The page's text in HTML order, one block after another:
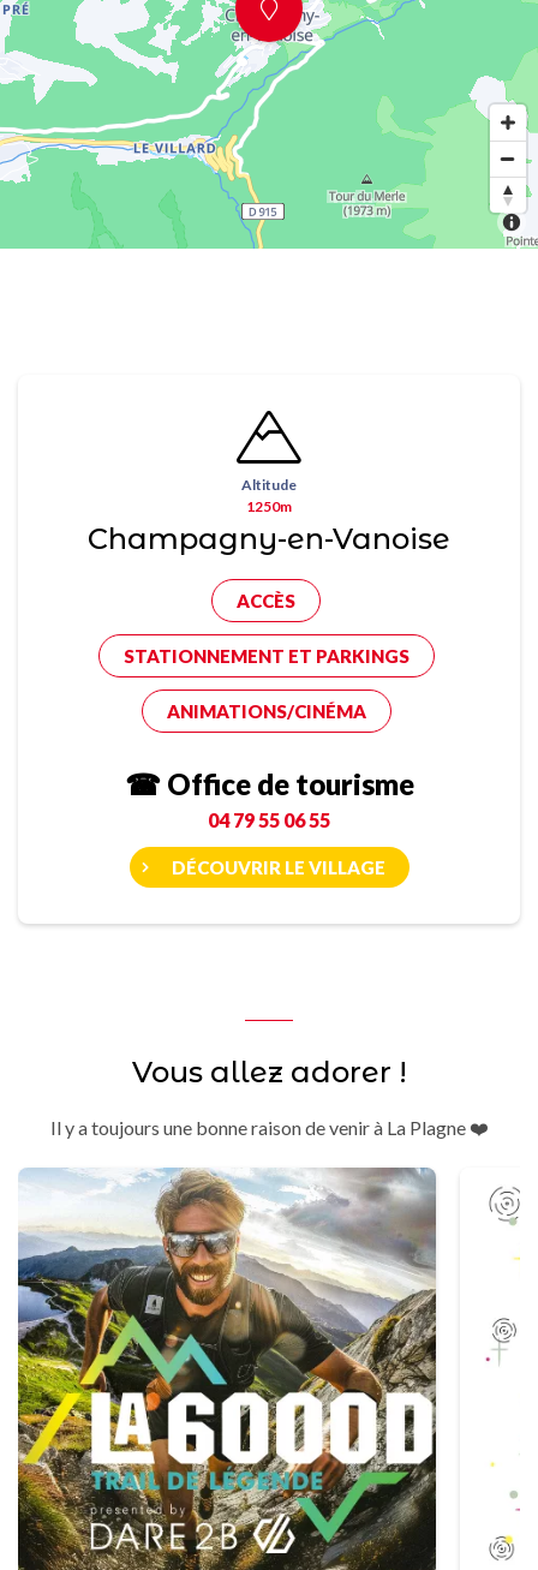
Altitude
1250m
Champagny-en-Vanoise
ACCÈS
STATIONNEMENT ET PARKINGS
ANIMATIONS/CINÉMA
☎ Office de tourisme
04 79 55 06 55
DÉCOUVRIR LE VILLAGE
Vous allez adorer !
Il y a toujours une bonne raison de venir à La Plagne ❤️